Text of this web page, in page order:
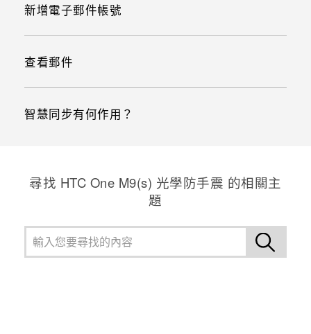
新增電子郵件帳號
查看郵件
智慧同步有何作用？
尋找 HTC One M9(s) 光學防手震 的相關主
題